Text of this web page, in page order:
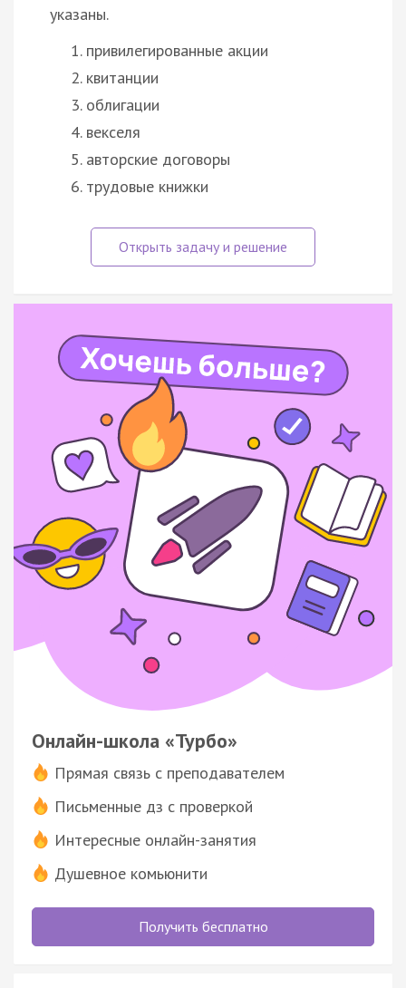
указаны.
привилегированные акции
квитанции
облигации
векселя
авторские договоры
трудовые книжки
Онлайн-школа «Турбо»
Прямая связь с преподавателем
Письменные дз с проверкой
Интересные онлайн-занятия
Душевное комьюнити
Получить бесплатно